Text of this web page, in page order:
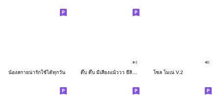
น้องสกายน่ารักใช้ได้ทุกวัน ดึ๊บ ดึ๊บ มีเสียงแน้ววว ยี่สิบสอง โซล โมเน่ V.2